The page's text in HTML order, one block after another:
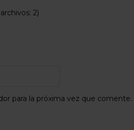
2)
para la próxima vez que comente.